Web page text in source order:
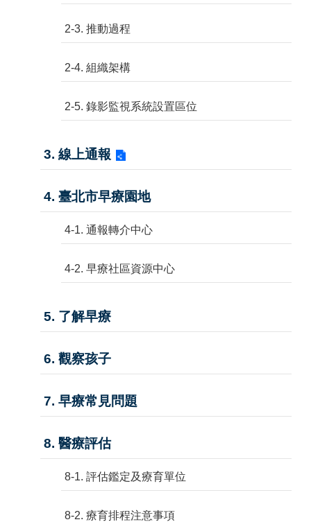
2-3. 推動過程
2-4. 組織架構
2-5. 錄影監視系統設置區位
3. 線上通報
4. 臺北市早療園地
4-1. 通報轉介中心
4-2. 早療社區資源中心
5. 了解早療
6. 觀察孩子
7. 早療常見問題
8. 醫療評估
8-1. 評估鑑定及療育單位
8-2. 療育排程注意事項